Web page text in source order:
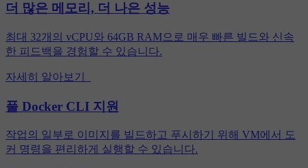
더 많은 메모리, 더 나은 성능
최대 32개의 vCPU와 64GB RAM으로 매우 빠른 빌드와 신속
한 피드백을 경험할 수 있습니다.
자세히 알아보기
풀 Docker CLI 지원
작업의 일부로 이미지를 빌드하고 푸시하기 위해 VM에서 도
커 명령을 편리하게 실행할 수 있습니다.